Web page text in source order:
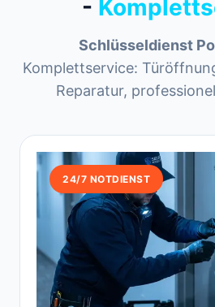
-
Schlüsseldienst
Komplettservice:
Reparatur,
24/7 NOTDIENST